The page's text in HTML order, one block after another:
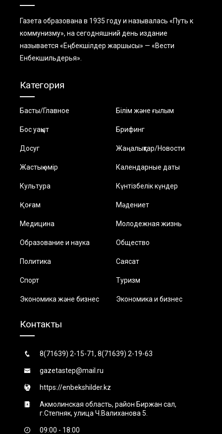
Газета образована в 1935 году и называлась «Путь к
коммунизму», на сегодняшний день издание
называется «Еңбекшiлдер жаршысы» — «Вести
Енбекшильдерья».
Категория
Басты/Главное Білім және ғылым
Бос уақыт Брифинг
Досуг Жаңалықтар/Новости
Жастық өмір Календарные даты
Культура Күнтізбелік күндер
Қоғам Мәдениет
Медицина Молодежная жизнь
Образование и наука Общество
Политика Саясат
Спорт Туризм
Экономика және бизнес Экономика и бизнес
Контакты
8(71639) 2-15-71, 8(71639) 2-19-63
gazetastep@mail.ru
https://enbekshilder.kz
Акмолинская область, район Биржан сал,
г.Степняк, улица Ч.Валиханова 5.
09:00 - 18:00